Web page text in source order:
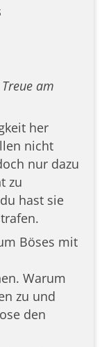
am
her
nicht
nur dazu
zu
hast sie
Böses mit
Warum
zu und
den